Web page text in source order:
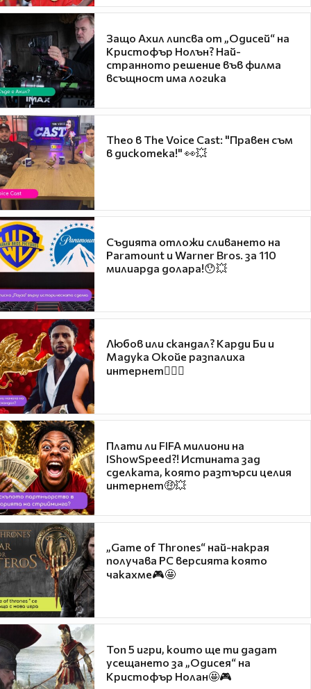
Защо Ахил липсва от „Одисей“ на
Кристофър Нолън? Най-
странното решение във филма
всъщност има логика
Theo в The Voice Cast: "Правен съм
в дискотека!" 👀💥
Съдията отложи сливането на
Paramount и Warner Bros. за 110
милиарда долара!😯💥
Любов или скандал? Карди Би и
Мадука Окойе разпалиха
интернет❤️‍🔥🔥
Плати ли FIFA милиони на
IShowSpeed?! Истината зад
сделката, която разтърси целия
интернет🤑💥
„Game of Thrones“ най-накрая
получава PC версията която
чакахме🎮🤩
Топ 5 игри, които ще ти дадат
усещането за „Одисея“ на
Кристофър Нолан🤩🎮